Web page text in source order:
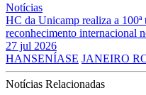
Notícias
HC da Unicamp realiza a 100ª
reconhecimento internacional
27 jul 2026
HANSENÍASE JANEIRO
Notícias Relacionadas